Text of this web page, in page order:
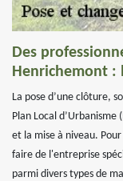
Des
Henrichemont :
La pose d’une clôture,
Plan Local
et la mise à niveau.
faire de l'entreprise
parmi divers types de